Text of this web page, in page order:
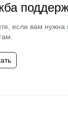
если вам нужна